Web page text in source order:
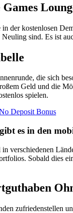
der kostenlosen
sind. Es ist
die sich
Geld und die
spielen.
Deposit Bonus
es in den
verschiedenen
Sobald dies
zufriedenstellen